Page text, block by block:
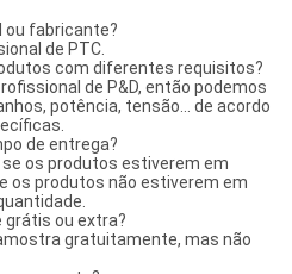
ou fabricante?
de PTC.
com diferentes requisitos?
de P&D, então podemos
potência, tensão... de acordo
de entrega?
se os produtos estiverem em
os produtos não estiverem em
grátis ou extra?
gratuitamente, mas não